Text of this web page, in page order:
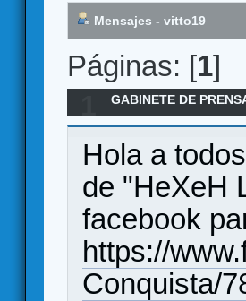
Mensajes - vitto19
Páginas: [1]
GABINETE DE
conquista"
Hola a
de "HeXeH
facebook
https://
Conquista/